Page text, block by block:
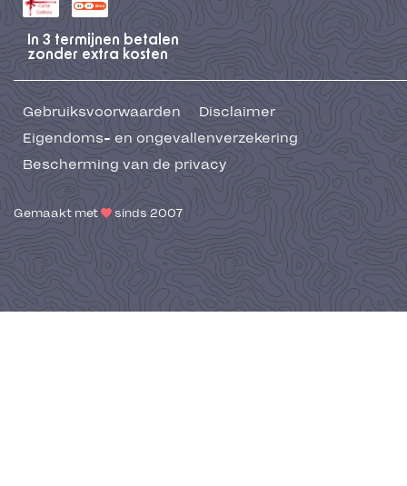
In 3 termijnen betalen
zonder extra kosten
Gebruiksvoorwaarden
Disclaimer
Eigendoms- en ongevallenverzekering
Bescherming van de privacy
Gemaakt met sinds 2007